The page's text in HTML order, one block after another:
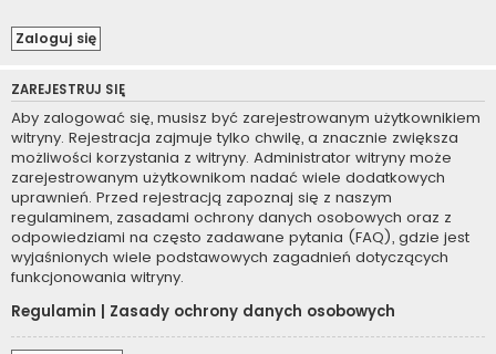
ZAREJESTRUJ SIĘ
Aby zalogować się, musisz być zarejestrowanym użytkownikiem
witryny. Rejestracja zajmuje tylko chwilę, a znacznie zwiększa
możliwości korzystania z witryny. Administrator witryny może
zarejestrowanym użytkownikom nadać wiele dodatkowych
uprawnień. Przed rejestracją zapoznaj się z naszym
regulaminem, zasadami ochrony danych osobowych oraz z
odpowiedziami na często zadawane pytania (FAQ), gdzie jest
wyjaśnionych wiele podstawowych zagadnień dotyczących
funkcjonowania witryny.
Regulamin | Zasady ochrony danych osobowych